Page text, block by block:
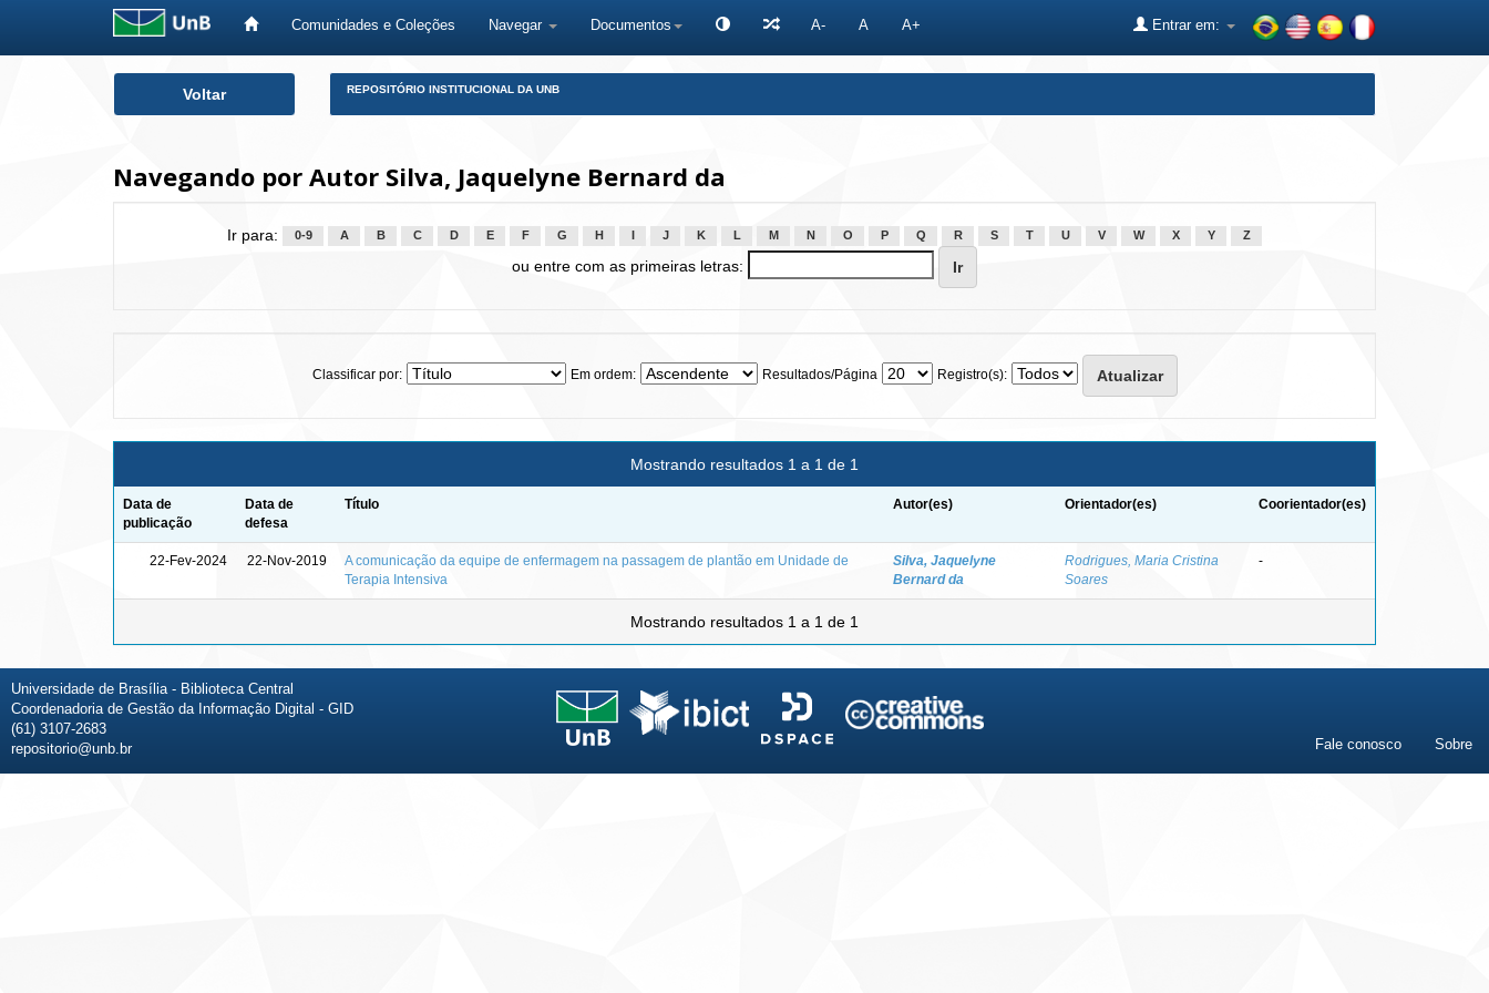
Comunidades e Coleções Navegar Documentos A- A A+ Entrar em:
Voltar REPOSITÓRIO INSTITUCIONAL DA UNB
Navegando por Autor Silva, Jaquelyne Bernard da
Ir para: 0-9 A B C D E F G H J K L M N O P Q R S T U V W X Y Z
ou entre com as primeiras letras:
Classificar por: Em ordem: Resultados/Página Registro(s):
Mostrando resultados 1 a 1 de 1
Data de
publicação
Data de
defesa
Título Autor(es) Orientador(es) Coorientador(es)
22-Fev-2024 22-Nov-2019
A comunicação da equipe de enfermagem na passagem de plantão em Unidade de
Terapia Intensiva
Silva, Jaquelyne
Bernard da
Rodrigues, Maria Cristina
Soares
-
Mostrando resultados 1 a 1 de 1
Universidade de Brasília - Biblioteca Central
Coordenadoria de Gestão da Informação Digital - GID
(61) 3107-2683
repositorio@unb.br
Fale conosco Sobre